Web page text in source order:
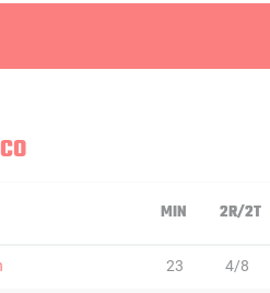
MIN 2R/2T
23 4/8